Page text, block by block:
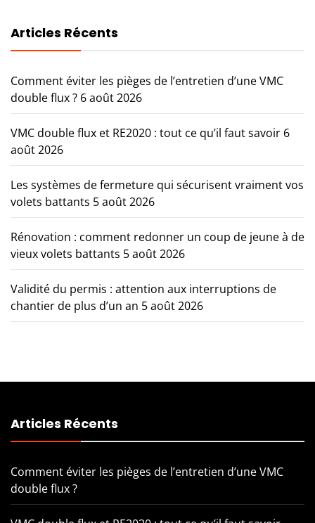
Articles Récents
Comment éviter les pièges de l’entretien d’une VMC
double flux ? 6 août 2026
VMC double flux et RE2020 : tout ce qu’il faut savoir 6
août 2026
Les systèmes de fermeture qui sécurisent vraiment vos
volets battants 5 août 2026
Rénovation : comment redonner un coup de jeune à de
vieux volets battants 5 août 2026
Validité du permis : attention aux interruptions de
chantier de plus d’un an 5 août 2026
Articles Récents
Comment éviter les pièges de l’entretien d’une VMC
double flux ?